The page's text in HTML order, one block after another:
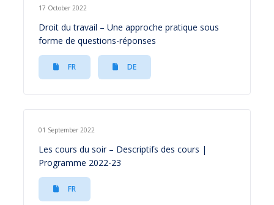
17 October 2022
Droit du travail – Une approche pratique sous
forme de questions-réponses
FR DE
01 September 2022
Les cours du soir – Descriptifs des cours |
Programme 2022-23
FR